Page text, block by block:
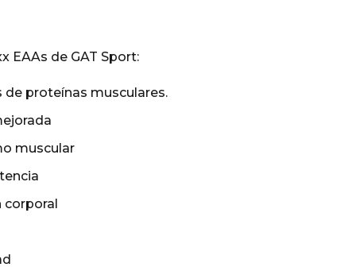
EAAs de GAT Sport:
proteínas musculares.
muscular
corporal